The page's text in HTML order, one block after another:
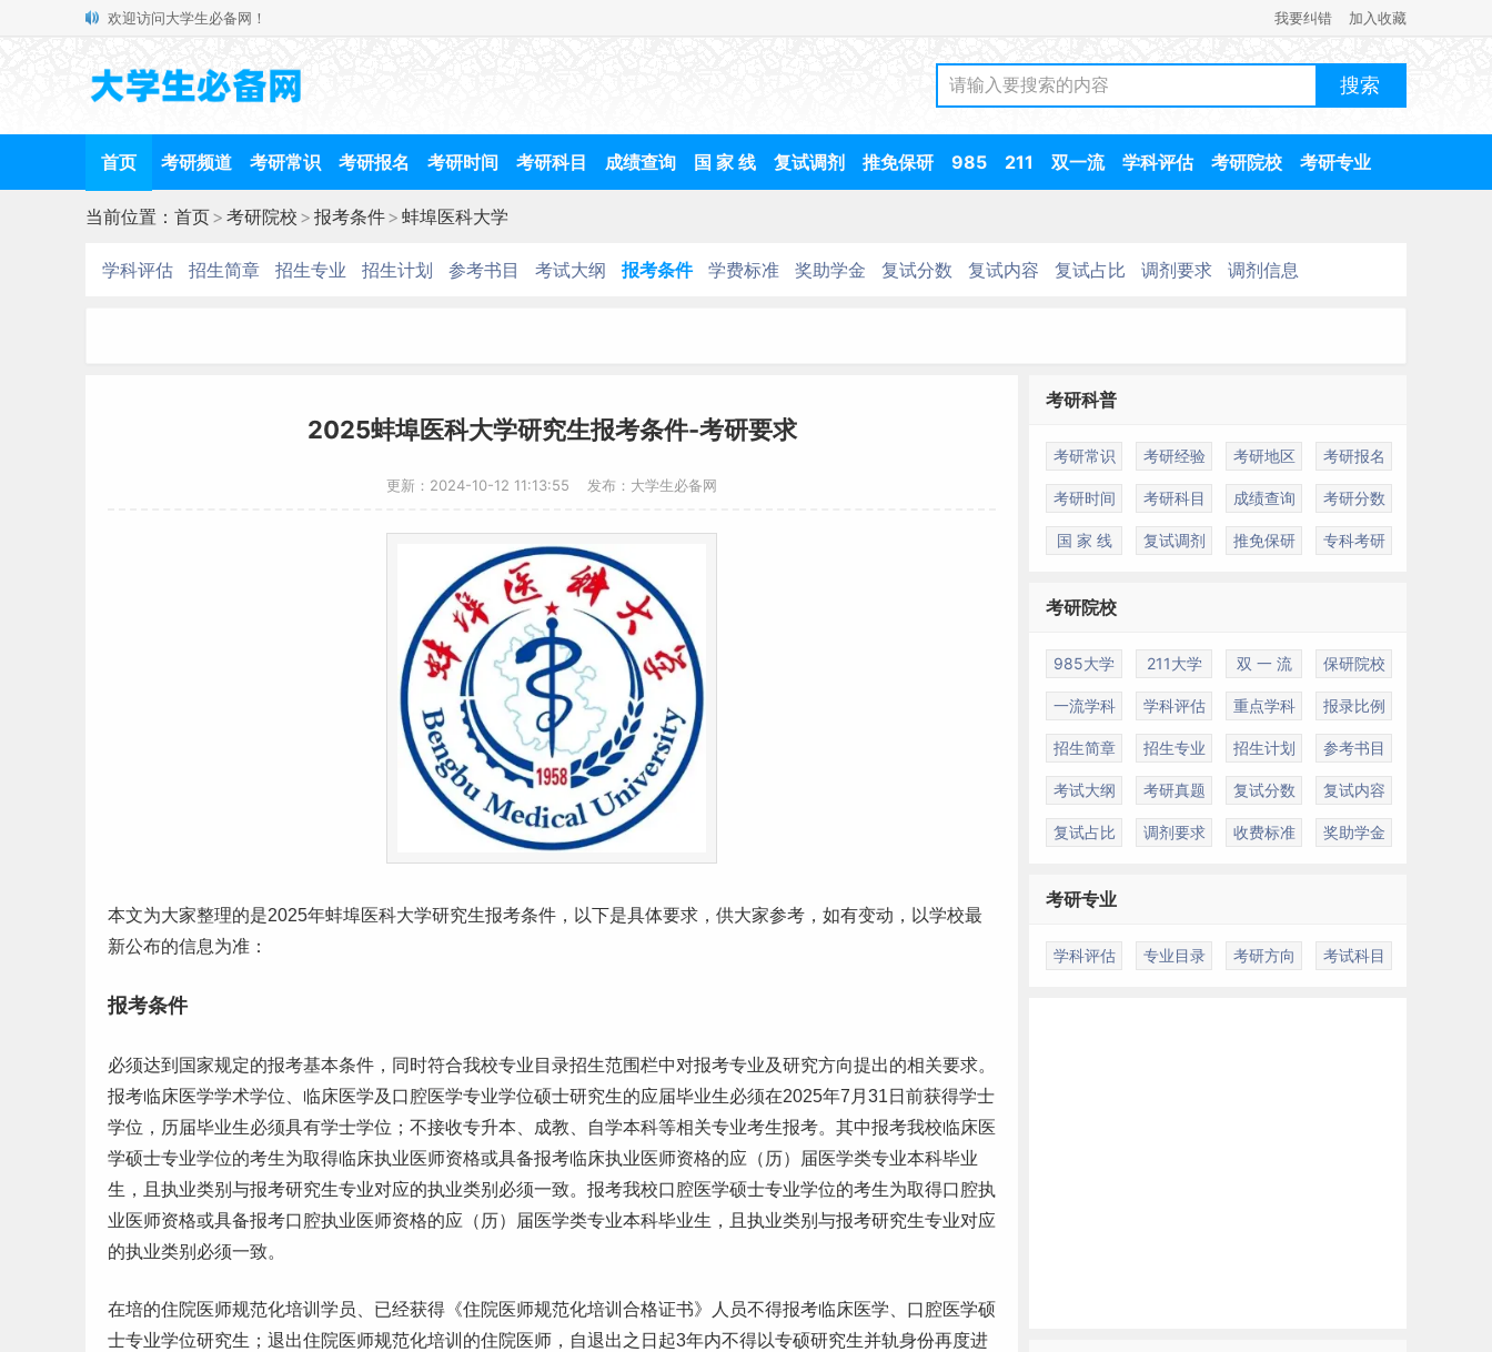
欢迎访问大学生必备网！ 我要纠错 加入收藏
首页 考研频道 考研常识 考研报名 考研时间 考研科目 成绩查询 国 家 线 复试调剂 推免保研 985 211 双一流 学科评估 考研院校 考研专业
当前位置： 首页> 考研院校 > 报考条件> 蚌埠医科大学
学科评估 招生简章 招生专业 招生计划 参考书目 考试大纲 报考条件 学费标准 奖助学金 复试分数 复试内容 复试占比 调剂要求 调剂信息
2025蚌埠医科大学研究生报考条件-考研要求
更新：2024-10-12 11:13:55 发布：大学生必备网
本文为大家整理的是2025年蚌埠医科大学研究生报考条件，以下是具体要求，供大家参考，如有变动，以学校最
新公布的信息为准：
报考条件
必须达到国家规定的报考基本条件，同时符合我校专业目录招生范围栏中对报考专业及研究方向提出的相关要求。
报考临床医学学术学位、临床医学及口腔医学专业学位硕士研究生的应届毕业生必须在2025年7月31日前获得学士
学位，历届毕业生必须具有学士学位；不接收专升本、成教、 自学本科等相关专业考生报考。其中报考我校临床医
学硕士专业学位的考生为取得临床执业医师资格或具备报考临床执业医师资格的应（历）届医学类专业本科毕业
生，且执业类别与报考研究生专业对应的执业类别必须一致。报考我校口腔医学硕士专业学位的考生为取得口腔执
业医师资格或具备报考口腔执业医师资格的应（历）届医学类专业本科毕业生，且执业类别与报考研究生专业对应
的执业类别必须一致。
在培的住院医师规范化培训学员、已经获得《住院医师规范化培训合格证书》人员不得报考临床医学、口腔医学硕
士专业学位研究生；退出住院医师规范化培训的住院医师，自退出之日起3年内不得以专硕研究生并轨身份再度进
考研科普
考研常识 考研经验 考研地区 考研报名
考研时间 考研科目 成绩查询 考研分数
国 家 线 复试调剂 推免保研 专科考研
考研院校
985大学 211大学 双 一 流 保研院校
一流学科 学科评估 重点学科 报录比例
招生简章 招生专业 招生计划 参考书目
考试大纲 考研真题 复试分数 复试内容
复试占比 调剂要求 收费标准 奖助学金
考研专业
学科评估 专业目录 考研方向 考试科目